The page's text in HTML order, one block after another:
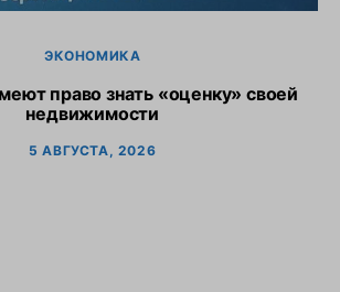
ЭКОНОМИКА
право знать «оценку» своей
недвижимости
5 АВГУСТА, 2026